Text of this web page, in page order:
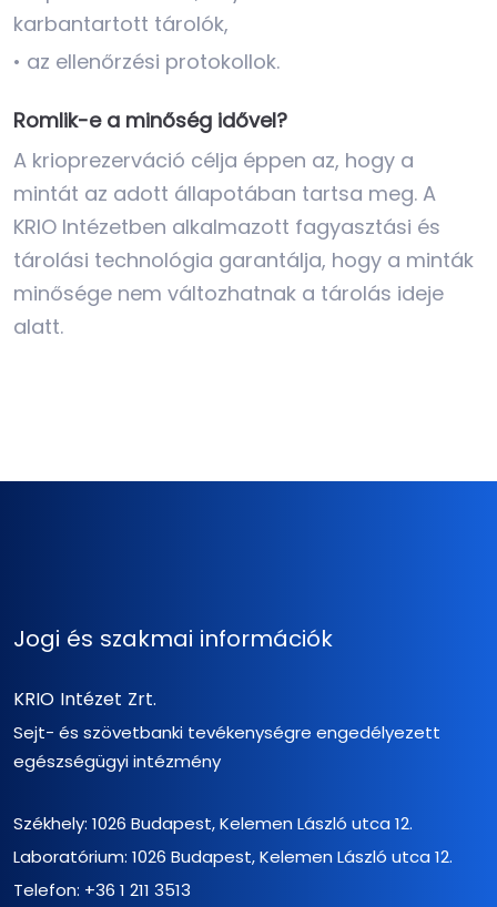
karbantartott tárolók,
• az ellenőrzési protokollok.
Romlik-e a minőség idővel?
A krioprezerváció célja éppen az, hogy a
mintát az adott állapotában tartsa meg. A
KRIO Intézetben alkalmazott fagyasztási és
tárolási technológia garantálja, hogy a minták
minősége nem változhatnak a tárolás ideje
alatt.
Jogi és szakmai információk
KRIO Intézet Zrt.
Sejt- és szövetbanki tevékenységre engedélyezett
egészségügyi intézmény
Székhely: 1026 Budapest, Kelemen László utca 12.
Laboratórium: 1026 Budapest, Kelemen László utca 12.
Telefon: +36 1 211 3513